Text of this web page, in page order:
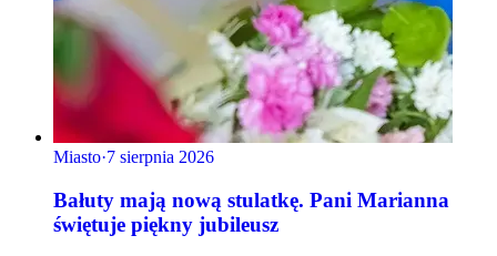
Miasto·7 sierpnia 2026
Bałuty mają nową stulatkę. Pani Marianna
świętuje piękny jubileusz